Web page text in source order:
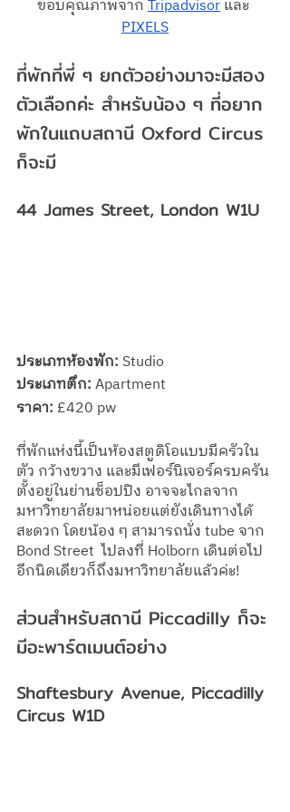
ขอบคุณภาพจาก Tripadvisor และ
PIXELS
ที่พักที่พี่ ๆ ยกตัวอย่างมาจะมีสอง
ตัวเลือกค่ะ สำหรับน้อง ๆ ที่อยาก
พักในแถบสถานี Oxford Circus
ก็จะมี
44 James Street, London W1U
ประเภทห้องพัก: Studio
ประเภทตึก: Apartment
ราคา: £420 pw
ที่พักแห่งนี้เป็นห้องสตูดิโอแบบมีครัวใน
ตัว กว้างขวาง และมีเฟอร์นิเจอร์ครบครัน
ตั้งอยู่ในย่านช็อปปิง อาจจะไกลจาก
มหาวิทยาลัยมาหน่อยแต่ยังเดินทางได้
สะดวก โดยน้อง ๆ สามารถนั่ง tube จาก
Bond Street  ไปลงที่ Holborn เดินต่อไป
อีกนิดเดียวก็ถึงมหาวิทยาลัยแล้วค่ะ!
ส่วนสำหรับสถานี Piccadilly ก็จะ
มีอะพาร์ตเมนต์อย่าง
Shaftesbury Avenue, Piccadilly
Circus W1D